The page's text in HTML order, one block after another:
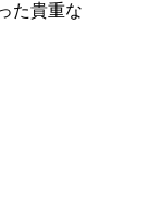
た貴重な